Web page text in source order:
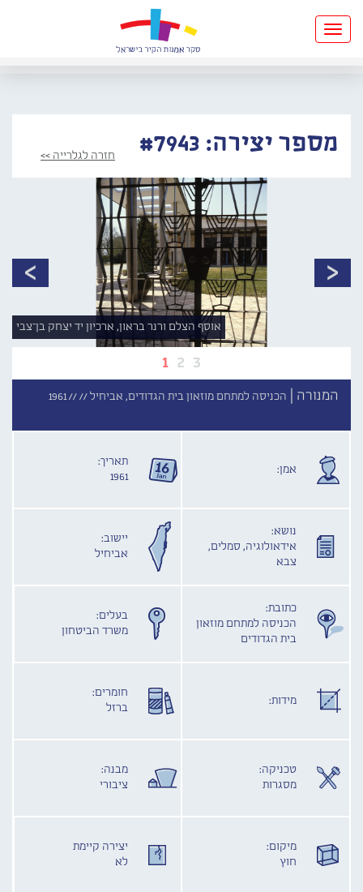
Toggle
navigation
מספר יצירה: #7943 חזרה לגלרייה >>
1 2 3
אוסף הצלם ורנר בראון, ארכיון יד יצחק בן־צבי
המנורה | הכניסה למתחם מוזאון בית הגדודים, אביחיל ////
1961
אמן:
תאריך:
1961
נושא:
אידאולוגיה, סמלים,
צבא
יישוב:
אביחיל
כתובת:
הכניסה למתחם מוזאון
בית הגדודים
בעלים:
משרד הביטחון
מידות:
חומרים:
ברזל
טכניקה:
מסגרות
מבנה:
ציבורי
מיקום:
חוץ
יצירה קיימת
לא